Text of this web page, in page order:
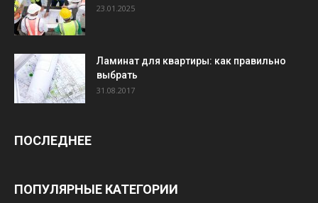
23.01.2025
Ламинат для квартиры: как правильно
выбрать
31.08.2017
ПОСЛЕДНЕЕ
ПОПУЛЯРНЫЕ КАТЕГОРИИ